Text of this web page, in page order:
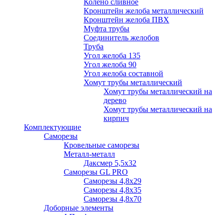
Колено сливное
Кронштейн желоба металлический
Кронштейн желоба ПВХ
Муфта трубы
Соединитель желобов
Труба
Угол желоба 135
Угол желоба 90
Угол желоба составной
Хомут трубы металлический
Хомут трубы металлический на
дерево
Хомут трубы металлический на
кирпич
Комплектующие
Саморезы
Кровельные саморезы
Металл-металл
Даксмер 5,5х32
Саморезы GL PRO
Сaморезы 4,8х29
Сaморезы 4,8х35
Сaморезы 4,8х70
Доборные элементы